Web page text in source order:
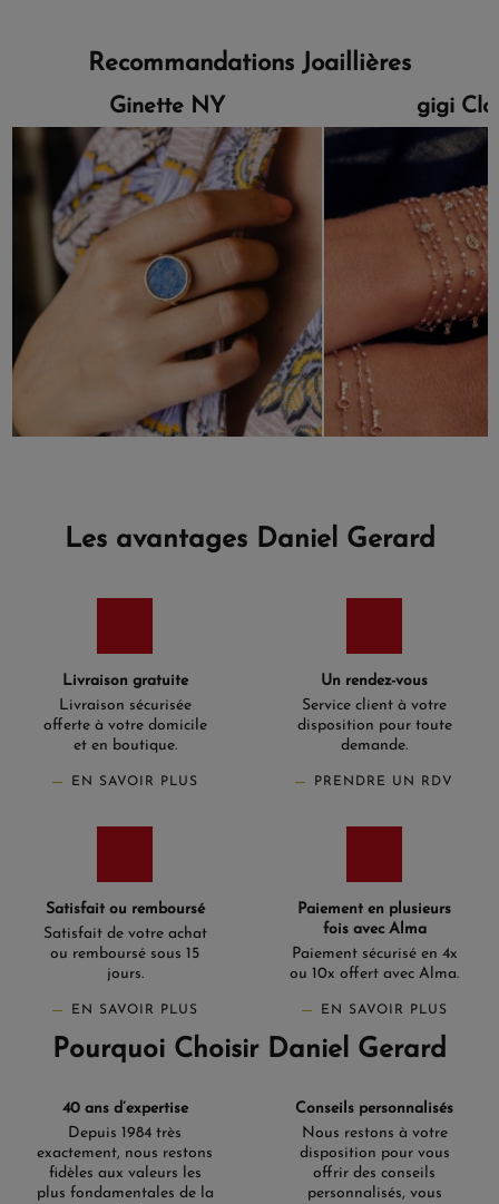
Recommandations Joaillières
Ginette NY gigi
Les avantages Daniel Gerard
Livraison gratuite
Livraison sécurisée
offerte à votre domicile
et en boutique.
EN SAVOIR PLUS
Un rendez-vous
Service client à votre
disposition pour toute
demande.
PRENDRE UN RDV
Satisfait ou remboursé
Satisfait de votre achat
ou remboursé sous 15
jours.
EN SAVOIR PLUS
Paiement en plusieurs
fois avec Alma
Paiement sécurisé en 4x
ou 10x offert avec Alma.
EN SAVOIR PLUS
Pourquoi Choisir Daniel Gerard
40 ans d’expertise
Depuis 1984 très
exactement, nous restons
fidèles aux valeurs les
plus fondamentales de la
Conseils personnalisés
Nous restons à votre
disposition pour vous
offrir des conseils
personnalisés, vous